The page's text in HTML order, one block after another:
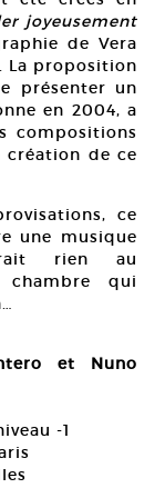
joyeusement
de Vera
La proposition
présenter un
en 2004, a
compositions
création de ce
ce
une musique
rien au
qui
et Nuno
-1